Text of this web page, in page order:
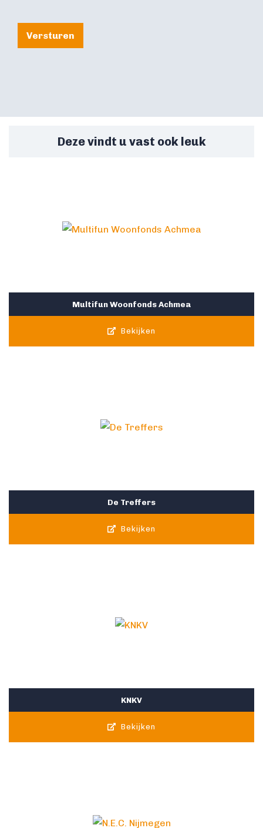
Versturen
Deze vindt u vast ook leuk
Multifun Woonfonds Achmea
Bekijken
De Treffers
Bekijken
KNKV
Bekijken